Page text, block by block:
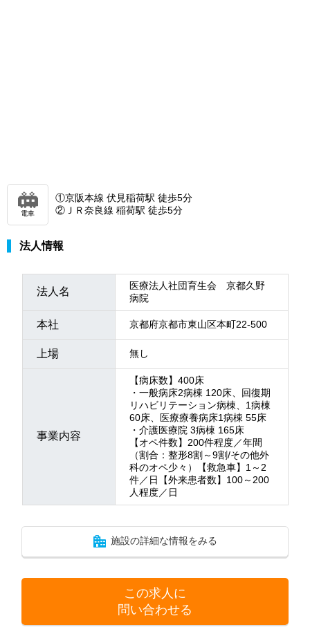
電車
①京阪本線 伏見稲荷駅 徒歩5分
②ＪＲ奈良線 稲荷駅 徒歩5分
法人情報
法人名
医療法人社団育生会 京都久野
病院
本社 京都府京都市東山区本町22-500
上場 無し
事業内容
【病床数】400床
・一般病床2病棟 120床、回復期
リハビリテーション病棟、1病棟
60床、医療療養病床1病棟 55床
・介護医療院 3病棟 165床
【オペ件数】200件程度／年間
（割合：整形8割～9割/その他外
科のオペ少々）【救急車】1～2
件／日【外来患者数】100～200
人程度／日
施設の詳細な情報をみる
この求人に
問い合わせる